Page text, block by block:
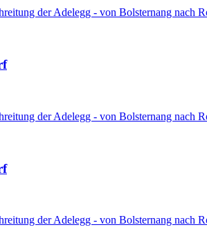
der Adelegg - von Bolsternang nach
der Adelegg - von Bolsternang nach
der Adelegg - von Bolsternang nach